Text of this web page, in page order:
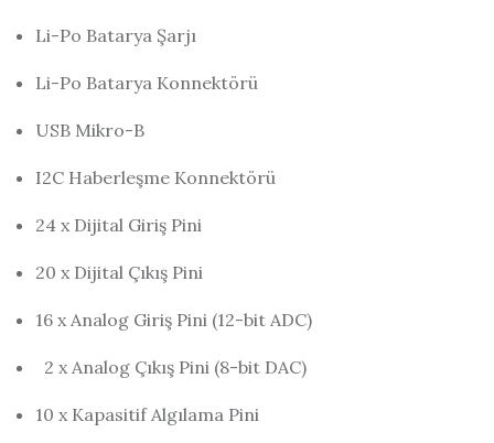
Li-Po Batarya Şarjı
Li-Po Batarya Konnektörü
USB Mikro-B
I2C Haberleşme Konnektörü
24 x Dijital Giriş Pini
20 x Dijital Çıkış Pini
16 x Analog Giriş Pini (12-bit ADC)
2 x Analog Çıkış Pini (8-bit DAC)
10 x Kapasitif Algılama Pini